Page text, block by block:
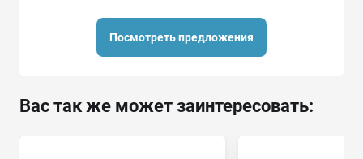
Посмотреть предложения
Вас так же может заинтересовать: